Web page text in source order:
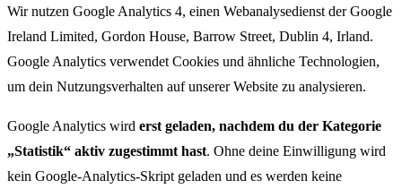
Wir nutzen Google Analytics 4, einen Webanalysedienst der Google
Ireland Limited, Gordon House, Barrow Street, Dublin 4, Irland.
Google Analytics verwendet Cookies und ähnliche Technologien,
um dein Nutzungsverhalten auf unserer Website zu analysieren.
Google Analytics wird erst geladen, nachdem du der Kategorie
„Statistik“ aktiv zugestimmt hast. Ohne deine Einwilligung wird
kein Google-Analytics-Skript geladen und es werden keine